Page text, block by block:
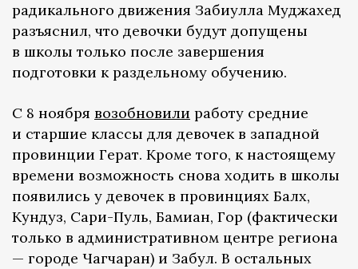
радикального движения Забиулла Муджахед
разъяснил, что девочки будут допущены
в школы только после завершения
подготовки к раздельному обучению.
С 8 ноября возобновили работу средние
и старшие классы для девочек в западной
провинции Герат. Кроме того, к настоящему
времени возможность снова ходить в школы
появились у девочек в провинциях Балх,
Кундуз, Сари-Пуль, Бамиан, Гор (фактически
только в административном центре региона
— городе Чагчаран) и Забул. В остальных